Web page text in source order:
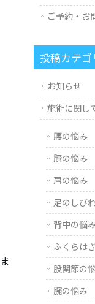
ご予約・お
投稿カテゴ
お知らせ
施術に関し
腰の悩み
膝の悩み
肩の悩み
足のしび
背中の悩
ふくらは
股関節の
腕の悩み